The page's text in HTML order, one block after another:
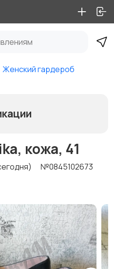
Женский гардероб
кожа, 41
№0845102673